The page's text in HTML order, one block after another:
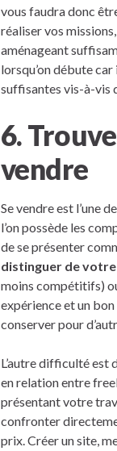
vous faudra donc
réaliser vos
aménageant
lorsqu’on débute
suffisantes vis-à-vis
6.
vendre
Se vendre est l’une
l’on possède les
de se présenter
distinguer de
moins compétitifs)
expérience et un
conserver pour
L’autre difficulté est
en relation entre
présentant votre
confronter
prix. Créer un site,